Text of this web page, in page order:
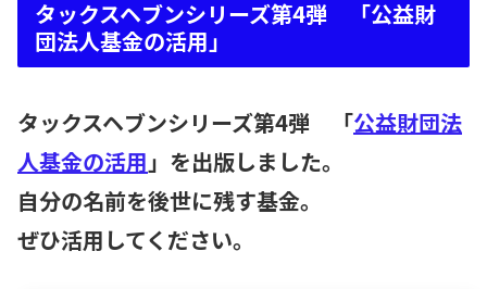
タックスヘブンシリーズ第4弾 「公益財
団法人基金の活用」
タックスヘブンシリーズ第4弾 「公益財団法
人基金の活用 」を出版しました。
自分の名前を後世に残す基金。
ぜひ活用してください。